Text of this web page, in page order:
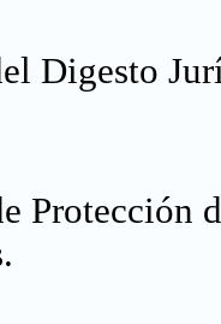
Digesto
Protección
.